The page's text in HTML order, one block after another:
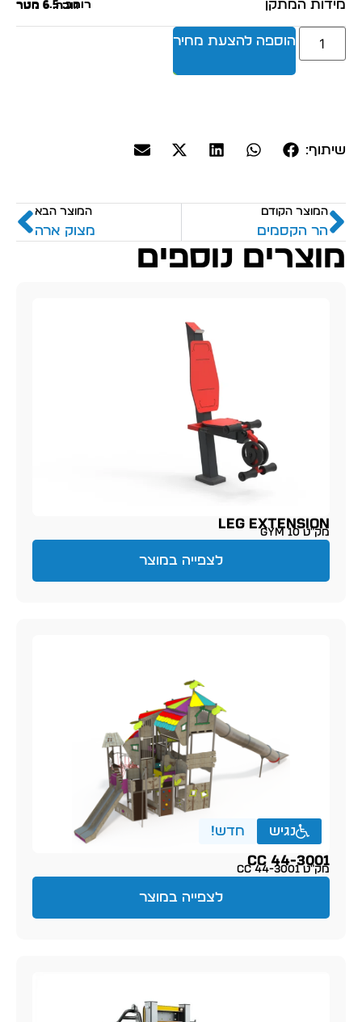
מידות המתקן רוחב: 6.5 מטר
גובה: 6 מטר
הוספה להצעת מחיר
שיתוף:
המוצר הקודם
הר הקסמים
המוצר הבא
מצוק ארה
מוצרים נוספים
LEG EXTENSION
מק״ט GYM 10
לצפייה במוצר
נגיש חדש!
CC 44-3001
מק״ט CC 44-3001
לצפייה במוצר